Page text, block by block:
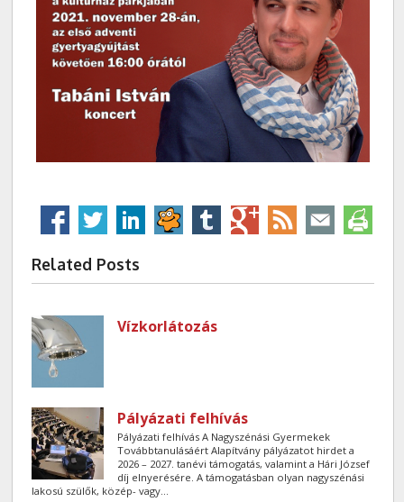
Related Posts
Vízkorlátozás
Pályázati felhívás
Pályázati felhívás A Nagyszénási Gyermekek
Továbbtanulásáért Alapítvány pályázatot hirdet a
2026 – 2027. tanévi támogatás, valamint a Hári József
díj elnyerésére. A támogatásban olyan nagyszénási
lakosú szülők, közép- vagy...